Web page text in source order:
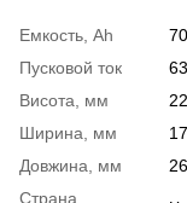
Емкость, Ah
70
Пусковой ток
Висота, мм
Ширина, мм
Довжина, мм
Страна